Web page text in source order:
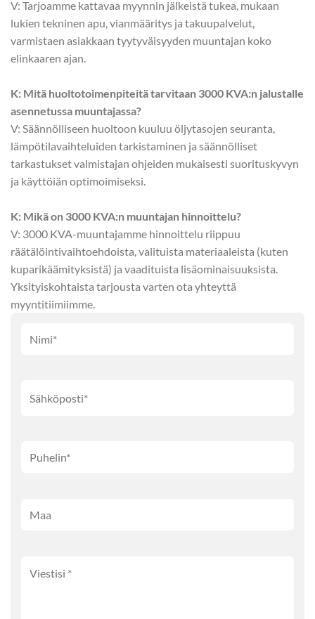
V: Tarjoamme kattavaa myynnin jälkeistä tukea, mukaan
lukien tekninen apu, vianmääritys ja takuupalvelut,
varmistaen asiakkaan tyytyväisyyden muuntajan koko
elinkaaren ajan.
K: Mitä huoltotoimenpiteitä tarvitaan 3000 KVA:n jalustalle
asennetussa muuntajassa?
V: Säännölliseen huoltoon kuuluu öljytasojen seuranta,
lämpötilavaihteluiden tarkistaminen ja säännölliset
tarkastukset valmistajan ohjeiden mukaisesti suorituskyvyn
ja käyttöiän optimoimiseksi.
K: Mikä on 3000 KVA:n muuntajan hinnoittelu?
V: 3000 KVA-muuntajamme hinnoittelu riippuu
räätälöintivaihtoehdoista, valituista materiaaleista (kuten
kuparikäämityksistä) ja vaadituista lisäominaisuuksista.
Yksityiskohtaista tarjousta varten ota yhteyttä
myyntitiimiimme.